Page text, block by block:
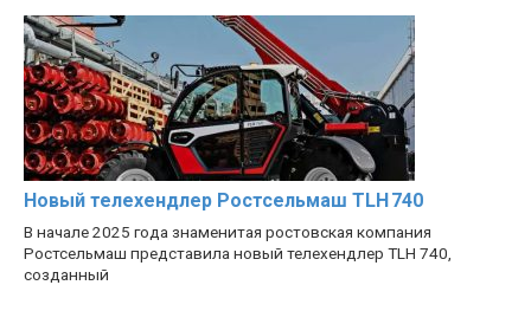
Новый телехендлер Ростсельмаш TLH 740
В начале 2025 года знаменитая ростовская компания
Ростсельмаш представила новый телехендлер TLH 740,
созданный